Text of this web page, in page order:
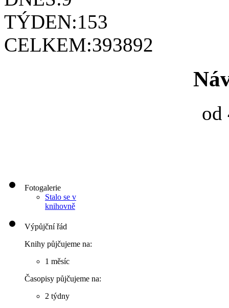
TÝDEN:153
CELKEM:393892
od
Fotogalerie
Stalo se v
knihovně
Výpůjční řád
Knihy půjčujeme na:
1 měsíc
Časopisy půjčujeme na:
2 týdny